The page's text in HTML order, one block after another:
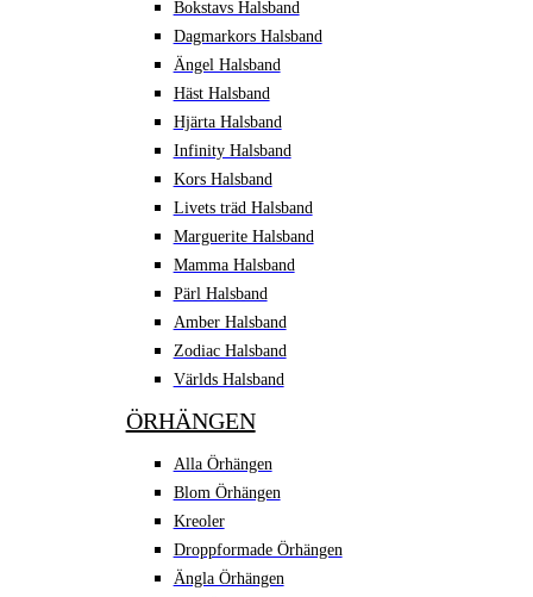
Bokstavs Halsband
Dagmarkors Halsband
Ängel Halsband
Häst Halsband
Hjärta Halsband
Infinity Halsband
Kors Halsband
Livets träd Halsband
Marguerite Halsband
Mamma Halsband
Pärl Halsband
Amber Halsband
Zodiac Halsband
Världs Halsband
ÖRHÄNGEN
Alla Örhängen
Blom Örhängen
Kreoler
Droppformade Örhängen
Ängla Örhängen